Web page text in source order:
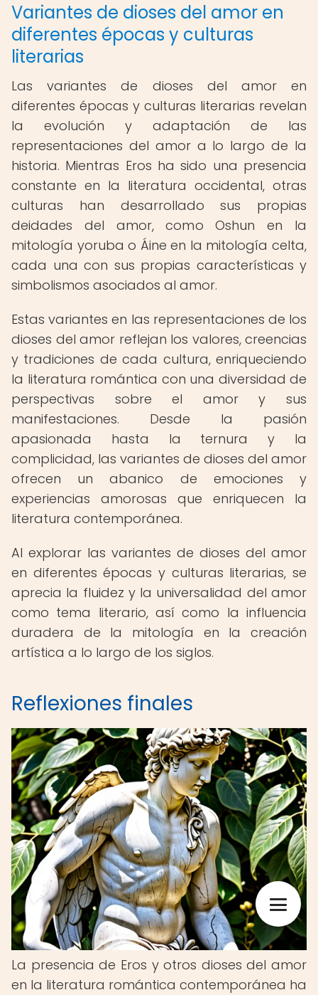
Variantes de dioses del amor en
diferentes épocas y culturas
literarias
Las variantes de dioses del amor en
diferentes épocas y culturas literarias revelan
la evolución y adaptación de las
representaciones del amor a lo largo de la
historia. Mientras Eros ha sido una presencia
constante en la literatura occidental, otras
culturas han desarrollado sus propias
deidades del amor, como Oshun en la
mitología yoruba o Áine en la mitología celta,
cada una con sus propias características y
simbolismos asociados al amor.
Estas variantes en las representaciones de los
dioses del amor reflejan los valores, creencias
y tradiciones de cada cultura, enriqueciendo
la literatura romántica con una diversidad de
perspectivas sobre el amor y sus
manifestaciones. Desde la pasión
apasionada hasta la ternura y la
complicidad, las variantes de dioses del amor
ofrecen un abanico de emociones y
experiencias amorosas que enriquecen la
literatura contemporánea.
Al explorar las variantes de dioses del amor
en diferentes épocas y culturas literarias, se
aprecia la fluidez y la universalidad del amor
como tema literario, así como la influencia
duradera de la mitología en la creación
artística a lo largo de los siglos.
Reflexiones finales
La presencia de Eros y otros dioses del amor
en la literatura romántica contemporánea ha